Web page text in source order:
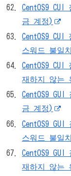
CentOS9
금 계정)
CentOS9
스워드 불일
CentOS9
재하지 않는
CentOS9
금 계정)
CentOS9
스워드 불일
CentOS9
재하지 않는